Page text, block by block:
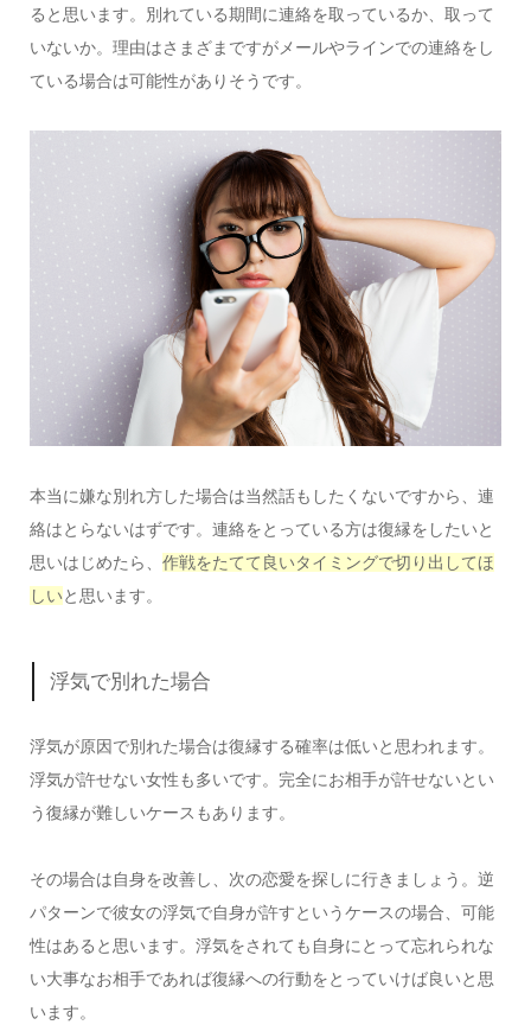
ると思います。別れている期間に連絡を取っているか、取って
いないか。理由はさまざまですがメールやラインでの連絡をし
ている場合は可能性がありそうです。
本当に嫌な別れ方した場合は当然話もしたくないですから、連
絡はとらないはずです。連絡をとっている方は復縁をしたいと
思いはじめたら、 作戦をたてて良いタイミングで切り出してほ
しいと思います。
浮気で別れた場合
浮気が原因で別れた場合は復縁する確率は低いと思われます。
浮気が許せない女性も多いです。完全にお相手が許せないとい
う復縁が難しいケースもあります。
その場合は自身を改善し、次の恋愛を探しに行きましょう。逆
パターンで彼女の浮気で自身が許すというケースの場合、可能
性はあると思います。浮気をされても自身にとって忘れられな
い大事なお相手であれば復縁への行動をとっていけば良いと思
います。